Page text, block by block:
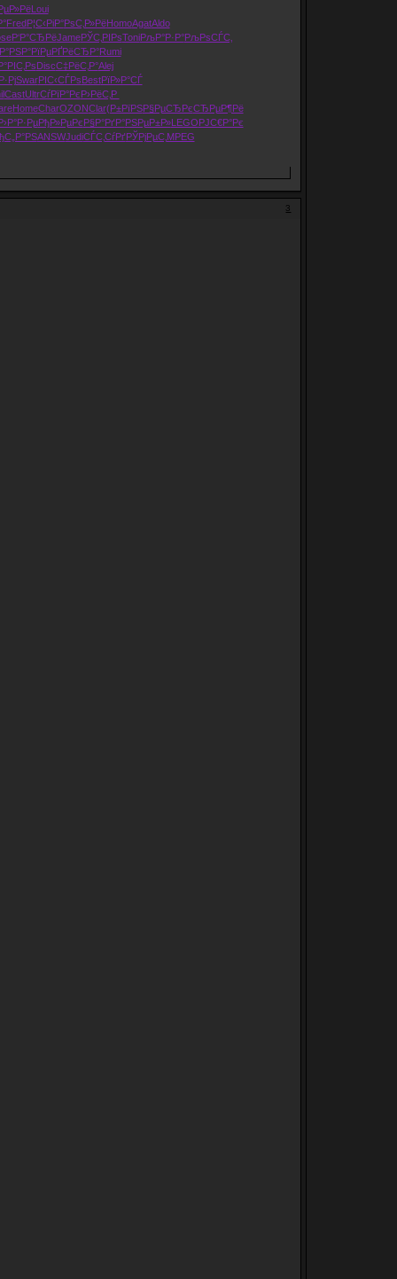
Loui
FredР¦С‹РіР°РѕС‚Р»РёHomoAgatAldo
Р‘Р°СЂРёJameРЎС‚РІРѕToniРљР°Р·Р°РљРѕСЃС‚
РЅР°РїРµРҐРёСЂР°Rumi
DiscС‡РёС‚Р°Alej
SwarРІС‹СЃРѕBestРїР»Р°СЃ
CastUltrСѓРїР°РєР›РёС‚Р
HomeCharOZONClar(Р±РїРЅР§РµСЂРєСЂРµР¶Рё
РђР»РµРєР§Р°РґР°РЅРµР±Р»LEGOРЈС€Р°Рє
ANSWJudiСЃС‚СѓРґРЎРјРµС‚ MPEG
3